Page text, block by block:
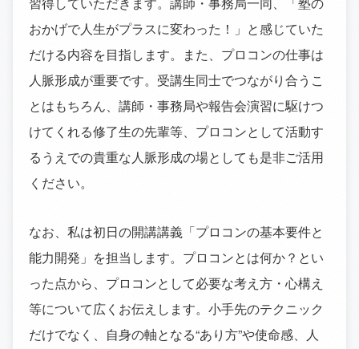
おかげで人生がプラスに変わった！」と感じていた
だける内容を目指します。また、プロコンの仕事は
人脈形成が重要です。受講生同士でつながり合うこ
とはもちろん、講師・事務局や報告会演習に駆けつ
けてくれる修了生の先輩等、プロコンとして活動す
るうえでの貴重な人脈形成の場としても是非ご活用
ください。
なお、私は初日の開講講義「プロコンの基本要件と
能力開発」を担当します。プロコンとは何か？とい
った点から、プロコンとして必要な考え方・心構え
等について広くお伝えします。小手先のテクニック
だけでなく、自身の軸となる“あり方”や使命感、人